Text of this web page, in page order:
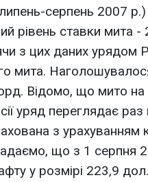
серпень 2007
рівень ставки мита
з цих даних урядом
мита.
Відомо, що мито на
уряд переглядає раз
з урахуванням
що з 1 серпня
у розмірі 223,9